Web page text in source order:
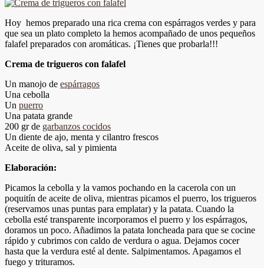
Hoy hemos preparado una rica crema con espárragos verdes y para
que sea un plato completo la hemos acompañado de unos pequeños
falafel preparados con aromáticas. ¡Tienes que probarla!!!
Crema de trigueros con falafel
Un manojo de espárragos
Una cebolla
Un puerro
Una patata grande
200 gr de garbanzos cocidos
Un diente de ajo, menta y cilantro frescos
Aceite de oliva, sal y pimienta
Elaboración:
Picamos la cebolla y la vamos pochando en la cacerola con un
poquitín de aceite de oliva, mientras picamos el puerro, los trigueros
(reservamos unas puntas para emplatar) y la patata. Cuando la
cebolla esté transparente incorporamos el puerro y los espárragos,
doramos un poco. Añadimos la patata loncheada para que se cocine
rápido y cubrimos con caldo de verdura o agua. Dejamos cocer
hasta que la verdura esté al dente. Salpimentamos. Apagamos el
fuego y trituramos.